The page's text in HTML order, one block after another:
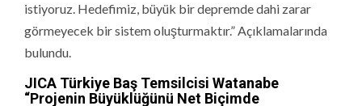
istiyoruz. Hedefimiz, büyük bir depremde dahi zarar
görmeyecek bir sistem oluşturmaktır.” Açıklamalarında
bulundu.
JICA Türkiye Baş Temsilcisi Watanabe
“Projenin Büyüklüğünü Net Biçimde